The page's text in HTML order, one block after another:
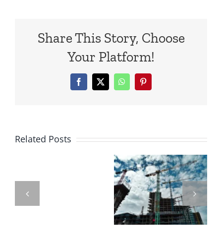
Share This Story, Choose
Your Platform!
Facebook
X WhatsAppPinterest
Related Posts
母
贊
助
買
屋之財產交
營利事業出
售不動產所
得歸屬年度